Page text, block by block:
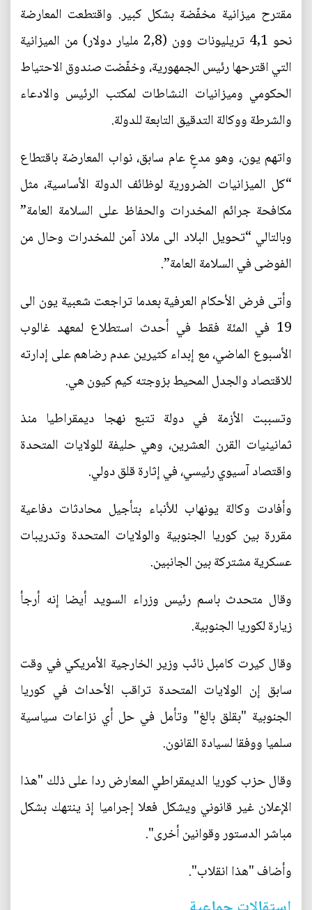
مقترح ميزانية مخفّضة بشكل كبير. واقتطعت المعارضة
نحو 4,1 تريليونات وون (2,8 مليار دولار) من الميزانية
التي اقترحها رئيس الجمهورية، وخفّضت صندوق الاحتياط
الحكومي وميزانيات النشاطات لمكتب الرئيس والادعاء
والشرطة ووكالة التدقيق التابعة للدولة.
واتهم يون، وهو مدعٍ عام سابق، نواب المعارضة باقتطاع
“كل الميزانيات الضرورية لوظائف الدولة الأساسية، مثل
مكافحة جرائم المخدرات والحفاظ على السلامة العامة”
وبالتالي “تحويل البلاد الى ملاذ آمن للمخدرات وحال من
الفوضى في السلامة العامة”.
وأتى فرض الأحكام العرفية بعدما تراجعت شعبية يون الى
19 في المئة فقط في أحدث استطلاع لمعهد غالوب
الأسبوع الماضي، مع إبداء كثيرين عدم رضاهم على إدارته
للاقتصاد والجدل المحيط بزوجته كيم كيون هي.
وتسببت الأزمة في دولة تتبع نهجا ديمقراطيا منذ
ثمانينيات القرن العشرين، وهي حليفة للولايات المتحدة
واقتصاد آسيوي رئيسي، في إثارة قلق دولي.
وأفادت وكالة يونهاب للأنباء بتأجيل محادثات دفاعية
مقررة بين كوريا الجنوبية والولايات المتحدة وتدريبات
عسكرية مشتركة بين الجانبين.
وقال متحدث باسم رئيس وزراء السويد أيضا إنه أرجأ
زيارة لكوريا الجنوبية.
وقال كيرت كامبل نائب وزير الخارجية الأمريكي في وقت
سابق إن الولايات المتحدة تراقب الأحداث في كوريا
الجنوبية "بقلق بالغ" وتأمل في حل أي نزاعات سياسية
سلميا ووفقا لسيادة القانون.
وقال حزب كوريا الديمقراطي المعارض ردا على ذلك "هذا
الإعلان غير قانوني ويشكل فعلا إجراميا إذ ينتهك بشكل
مباشر الدستور وقوانين أخرى".
وأضاف "هذا انقلاب".